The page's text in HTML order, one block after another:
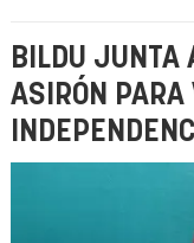
BILDU JUNTA
ASIRÓN PARA